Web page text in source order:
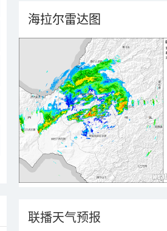
海拉尔雷达图
联播天气预报